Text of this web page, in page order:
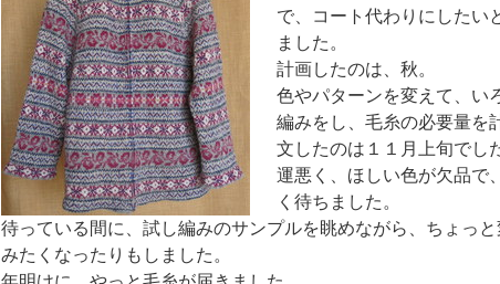
で、コート代わりにしたい
ました。
計画したのは、秋。
色やパターンを変えて、い
編みをし、毛糸の必要量を
文したのは１１月上旬でし
運悪く、ほしい色が欠品で
く待ちました。
待っている間に、試し編みのサンプルを眺めながら、ちょっと
みたくなったりもしました。